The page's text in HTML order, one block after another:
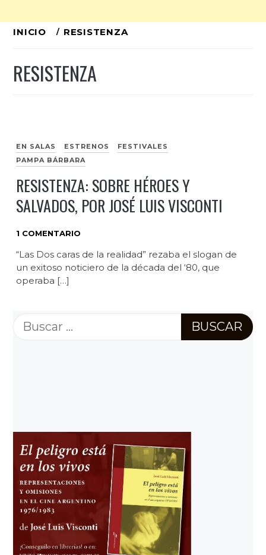
Ir
contenido
INICIO RESISTENZA
RESISTENZA
EN SALAS ESTRENOS
FESTIVALES
PAMPA BÁRBARA
RESISTENZA: SOBRE HÉROES Y
SALVADOS, POR JOSÉ LUIS VISCONTI
1 COMENTARIO
“Las Dos caras de la realidad” rezaba el slogan de
un exitoso noticiero de la década del ‘80, que
operaba […]
Buscar: